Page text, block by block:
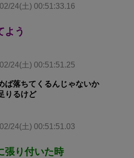
24(土) 00:51:33.16
よう
24(土) 00:51:51.25
ば落ちてくるんじゃないか
りるけど
24(土) 00:51:51.03
張り付いた時